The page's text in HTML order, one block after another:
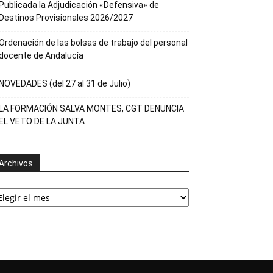
la Adjudicación «Defensiva» de
Provisionales 2026/2027
de las bolsas de trabajo del personal
de Andalucía
(del 27 al 31 de Julio)
FORMACIÓN SALVA MONTES, CGT DENUNCIA
VETO DE LA JUNTA